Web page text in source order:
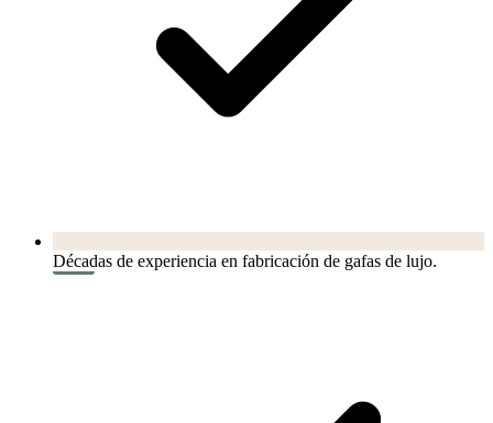
Décadas de experiencia en fabricación de gafas de lujo.